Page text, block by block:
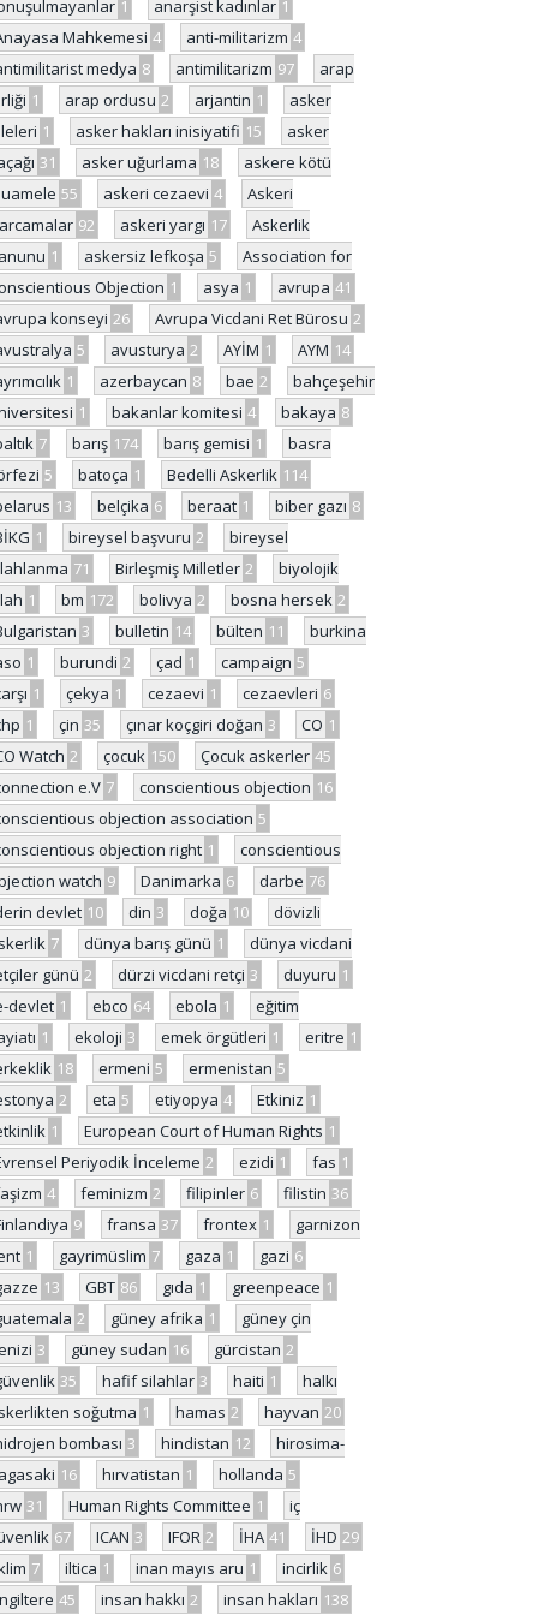
1 anarşist kadınlar 1
Mahkemesi 4 anti-militarizm 4
medya 8 antimilitarizm 97
arap
1 arap ordusu 2 arjantin 1
asker
1 asker hakları inisiyatifi 15
asker
31 asker uğurlama 18
askere kötü
55 askeri cezaevi 4
Askeri
92 askeri yargı 17
Askerlik
1 askersiz lefkoşa 5
Association for
Objection 1 asya 1 avrupa 41
konseyi 26 Avrupa Vicdani Ret Bürosu 2
5 avusturya 2 AYİM 1 AYM 14
1 azerbaycan 8 bae 2
bahçeşehir
1 bakanlar komitesi 4 bakaya 8
7 barış 174 barış gemisi 1
basra
5 batoça 1 Bedelli Askerlik 114
13 belçika 6 beraat 1 biber gazı 8
1 bireysel başvuru 2
bireysel
71 Birleşmiş Milletler 2
biyolojik
1 bm 172 bolivya 2 bosna hersek 2
3 bulletin 14 bülten 11
burkina
1 burundi 2 çad 1 campaign 5
1 çekya 1 cezaevi 1 cezaevleri 6
1 çin 35 çınar koçgiri doğan 3 CO 1
Watch 2 çocuk 150 Çocuk askerler 45
e.V 7 conscientious objection 16
objection association 5
objection right 1
conscientious
watch 9 Danimarka 6 darbe 76
devlet 10 din 3 doğa 10
dövizli
7 dünya barış günü 1
dünya vicdani
günü 2 dürzi vicdani retçi 3 duyuru 1
devlet 1 ebco 64 ebola 1
eğitim
1 ekoloji 3 emek örgütleri 1 eritre 1
18 ermeni 5 ermenistan 5
2 eta 5 etiyopya 4 Etkiniz 1
1 European Court of Human Rights 1
Periyodik İnceleme 2 ezidi 1 fas 1
4 feminizm 2 filipinler 6 filistin 36
9 fransa 37 frontex 1
garnizon
1 gayrimüslim 7 gaza 1 gazi 6
13 GBT 86 gıda 1 greenpeace 1
2 güney afrika 1
güney çin
3 güney sudan 16 gürcistan 2
35 hafif silahlar 3 haiti 1
halkı
soğutma 1 hamas 2 hayvan 20
bombası 3 hindistan 12
hirosima-
16 hırvatistan 1 hollanda 5
31 Human Rights Committee 1
iç
67 ICAN 3 IFOR 2 İHA 41 İHD 29
7 iltica 1 inan mayıs aru 1 incirlik 6
45 insan hakkı 2 insan hakları 138